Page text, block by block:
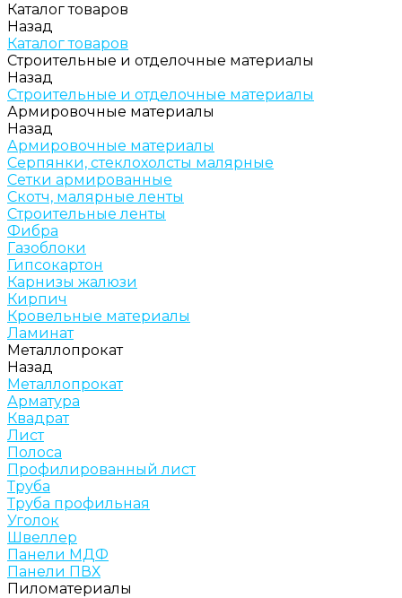
Каталог товаров
Назад
Каталог товаров
Строительные и отделочные материалы
Назад
Строительные и отделочные материалы
Армировочные материалы
Назад
Армировочные материалы
Серпянки, стеклохолсты малярные
Сетки армированные
Скотч, малярные ленты
Строительные ленты
Фибра
Газоблоки
Гипсокартон
Карнизы жалюзи
Кирпич
Кровельные материалы
Ламинат
Металлопрокат
Назад
Металлопрокат
Арматура
Квадрат
Лист
Полоса
Профилированный лист
Труба
Труба профильная
Уголок
Швеллер
Панели МДФ
Панели ПВХ
Пиломатериалы